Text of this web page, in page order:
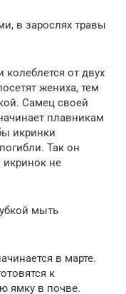
в зарослях травы
от двух
жениха, тем
Самец своей
плавникам
икринки
Так он
икринок не
мыть
в марте.
к
ямку в почве.